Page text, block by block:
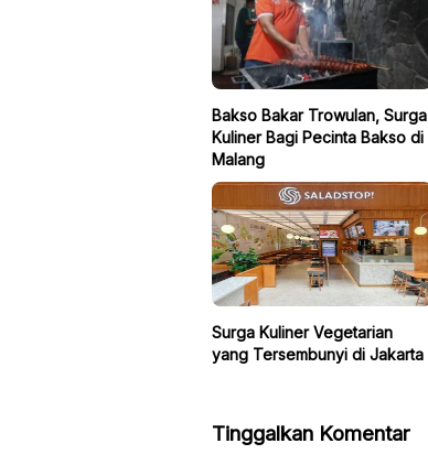
Bakso Bakar Trowulan, Surga
Kuliner Bagi Pecinta Bakso di
Malang
Surga Kuliner Vegetarian
yang Tersembunyi di Jakarta
Tinggalkan Komentar